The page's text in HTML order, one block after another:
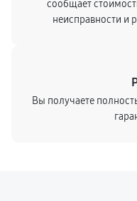
сообщает
неисправности и
Вы получаете